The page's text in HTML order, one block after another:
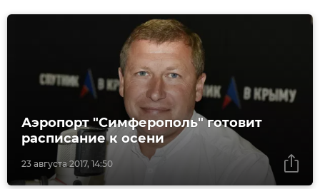
23 августа 2017, 14:50
Аэропорт "Симферополь" готовит
расписание к осени